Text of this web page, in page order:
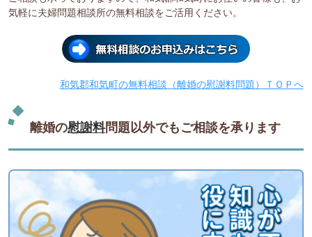
気軽に夫婦問題相談所の無料相談をご活用ください。
和気郡和気町の無料相談（離婚の慰謝料問題）ＴＯＰへ
離婚の慰謝料問題以外でもご相談を承ります